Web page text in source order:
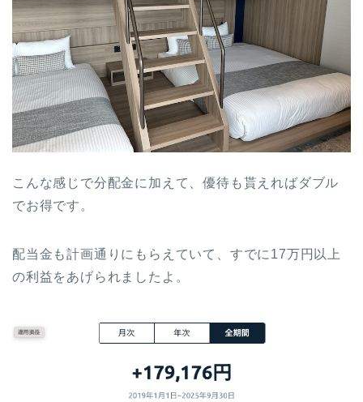
こんな感じで分配金に加えて、優待も貰えればダブル
でお得です。
配当金も計画通りにもらえていて、すでに17万円以上
の利益をあげられましたよ。